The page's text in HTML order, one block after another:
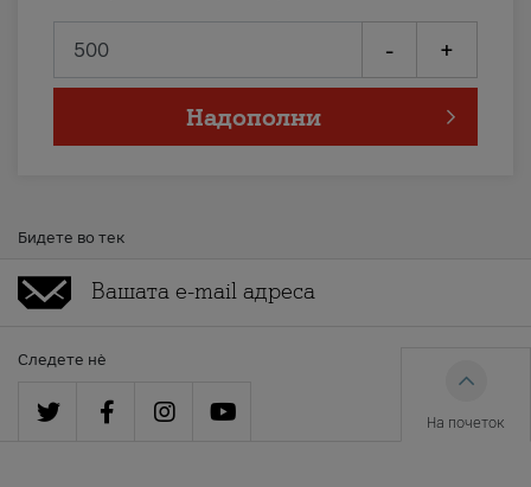
- +
Надополни
Бидете во тек
Следете нè
На почеток